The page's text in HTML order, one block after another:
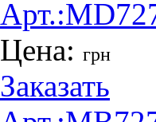
Арт.:
Цена: грн
Заказать